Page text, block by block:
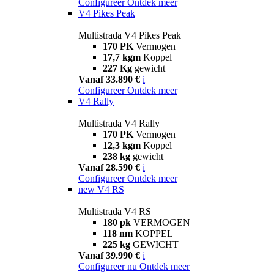
V4 Pikes Peak
Multistrada V4 Pikes Peak
170 PK Vermogen
17,7 kgm Koppel
227 Kg gewicht
Vanaf 33.890 € i
Configureer Ontdek meer
V4 Rally
Multistrada V4 Rally
170 PK Vermogen
12,3 kgm Koppel
238 kg gewicht
Vanaf 28.590 € i
Configureer Ontdek meer
new V4 RS
Multistrada V4 RS
180 pk VERMOGEN
118 nm KOPPEL
225 kg GEWICHT
Vanaf 39.990 € i
Configureer nu Ontdek meer